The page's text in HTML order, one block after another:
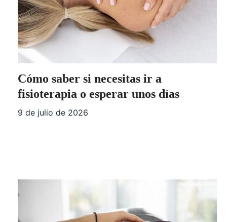
Cómo saber si necesitas ir a
fisioterapia o esperar unos días
9 de julio de 2026